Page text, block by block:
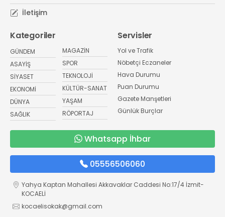
İletişim
Kategoriler
GÜNDEM
ASAYİŞ
SİYASET
EKONOMİ
DÜNYA
SAĞLIK
MAGAZİN
SPOR
TEKNOLOJİ
KÜLTÜR-SANAT
YAŞAM
RÖPORTAJ
Servisler
Yol ve Trafik
Nöbetçi Eczaneler
Hava Durumu
Puan Durumu
Gazete Manşetleri
Günlük Burçlar
Whatsapp İhbar
05556506060
Yahya Kaptan Mahallesi Akkavaklar Caddesi No:17/4 İzmit-
KOCAELİ
kocaelisokak@gmail.com